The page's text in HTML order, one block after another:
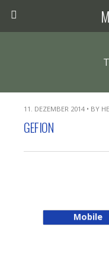
11. DEZEMBER 2014 • BY
GEFION
Mobile